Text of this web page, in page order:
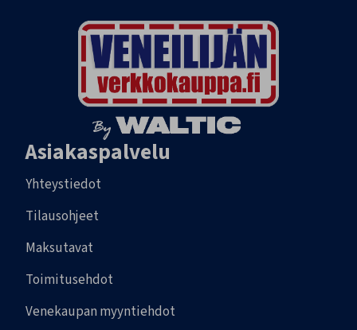
Asiakaspalvelu
Yhteystiedot
Tilausohjeet
Maksutavat
Toimitusehdot
Venekaupan myyntiehdot